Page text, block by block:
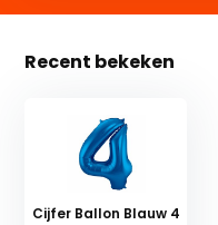
Recent bekeken
Cijfer Ballon Blauw 4